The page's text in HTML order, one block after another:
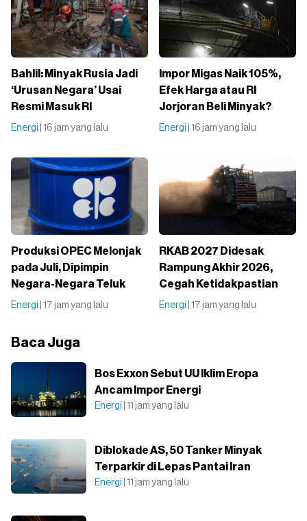
Bahlil: Minyak Rusia Jadi
‘Urusan Negara’ Usai
Resmi Masuk RI
Energi | 16 jam yang lalu
Impor Migas Naik 105%,
Efek Harga atau RI
Jorjoran Beli Minyak?
Energi | 16 jam yang lalu
Produksi OPEC Melonjak
pada Juli, Dipimpin
Negara-Negara Teluk
Energi | 17 jam yang lalu
RKAB 2027 Didesak
Rampung Akhir 2026,
Cegah Ketidakpastian
Energi | 17 jam yang lalu
Baca Juga
Bos Exxon Sebut UU Iklim Eropa
Ancam Impor Energi
Energi | 11 jam yang lalu
Diblokade AS, 50 Tanker Minyak
Terparkir di Lepas Pantai Iran
Energi | 11 jam yang lalu